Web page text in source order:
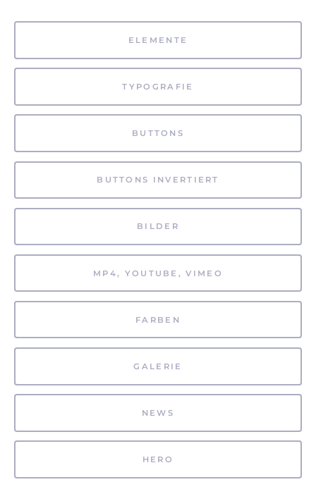
ELEMENTE
TYPOGRAFIE
BUTTONS
BUTTONS INVERTIERT
BILDER
MP4, YOUTUBE, VIMEO
FARBEN
GALERIE
NEWS
HERO